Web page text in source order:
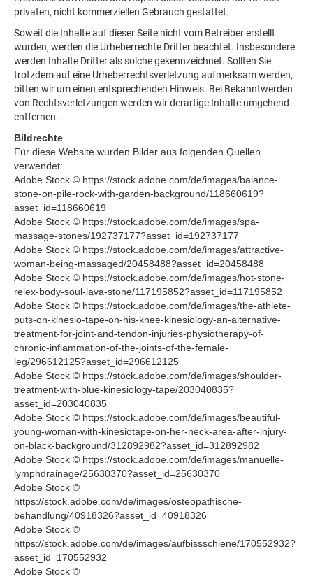
privaten, nicht kommerziellen Gebrauch gestattet.
Soweit die Inhalte auf dieser Seite nicht vom Betreiber erstellt
wurden, werden die Urheberrechte Dritter beachtet. Insbesondere
werden Inhalte Dritter als solche gekennzeichnet. Sollten Sie
trotzdem auf eine Urheberrechtsverletzung aufmerksam werden,
bitten wir um einen entsprechenden Hinweis. Bei Bekanntwerden
von Rechtsverletzungen werden wir derartige Inhalte umgehend
entfernen.
Bildrechte
Für diese Website wurden Bilder aus folgenden Quellen
verwendet:
Adobe Stock © https://stock.adobe.com/de/images/balance-
stone-on-pile-rock-with-garden-background/118660619?
asset_id=118660619
Adobe Stock © https://stock.adobe.com/de/images/spa-
massage-stones/192737177?asset_id=192737177
Adobe Stock © https://stock.adobe.com/de/images/attractive-
woman-being-massaged/20458488?asset_id=20458488
Adobe Stock © https://stock.adobe.com/de/images/hot-stone-
relex-body-soul-lava-stone/117195852?asset_id=117195852
Adobe Stock © https://stock.adobe.com/de/images/the-athlete-
puts-on-kinesio-tape-on-his-knee-kinesiology-an-alternative-
treatment-for-joint-and-tendon-injuries-physiotherapy-of-
chronic-inflammation-of-the-joints-of-the-female-
leg/296612125?asset_id=296612125
Adobe Stock © https://stock.adobe.com/de/images/shoulder-
treatment-with-blue-kinesiology-tape/203040835?
asset_id=203040835
Adobe Stock © https://stock.adobe.com/de/images/beautiful-
young-woman-with-kinesiotape-on-her-neck-area-after-injury-
on-black-background/312892982?asset_id=312892982
Adobe Stock © https://stock.adobe.com/de/images/manuelle-
lymphdrainage/25630370?asset_id=25630370
Adobe Stock ©
https://stock.adobe.com/de/images/osteopathische-
behandlung/40918326?asset_id=40918326
Adobe Stock ©
https://stock.adobe.com/de/images/aufbissschiene/170552932?
asset_id=170552932
Adobe Stock ©